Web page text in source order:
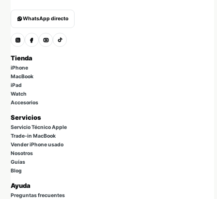
WhatsApp directo
Tienda
iPhone
MacBook
iPad
Watch
Accesorios
Servicios
Servicio Técnico Apple
Trade-in MacBook
Vender iPhone usado
Nosotros
Guías
Blog
Ayuda
Preguntas frecuentes